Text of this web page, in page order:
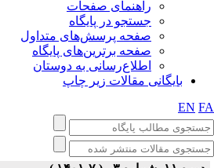
راهنمای صفحات
جستجو در پایگاه
صفحه پرسش‌های متداول
صفحه برترین‌های پایگاه
اطلاع‌رسانی به دوستان
بایگانی مقالات زیر چاپ
EN